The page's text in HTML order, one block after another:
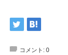
コメント: 0